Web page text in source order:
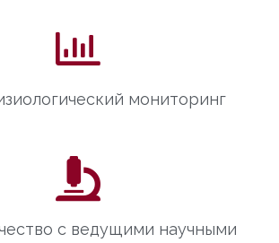
мониторинг
с ведущими научными